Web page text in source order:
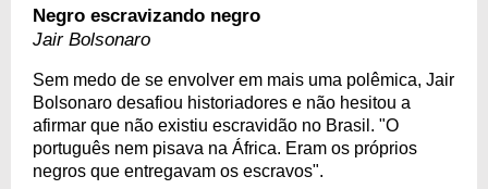
Negro escravizando negro
Jair Bolsonaro
Sem medo de se envolver em mais uma polêmica, Jair
Bolsonaro desafiou historiadores e não hesitou a
afirmar que não existiu escravidão no Brasil. "O
português nem pisava na África. Eram os próprios
negros que entregavam os escravos".